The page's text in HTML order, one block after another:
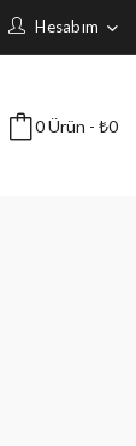
Hesabım
0 Ürün - ₺0